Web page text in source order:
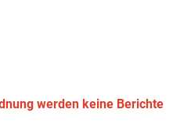
werden keine Berichte